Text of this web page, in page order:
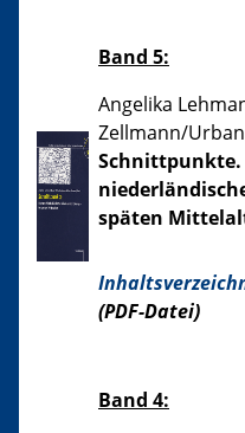
Band 5:
Angelika
Zellmann/
Schnittpunkte.
späten
(PDF-Datei)
Band 4: